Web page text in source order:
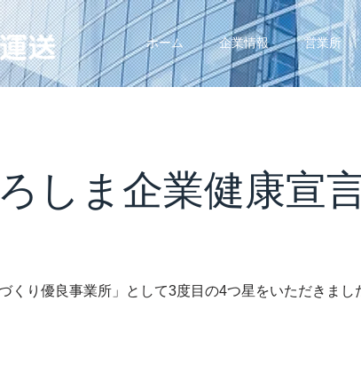
ホーム 企業情報 営業所
しま企業健康宣
づくり優良事業所」として3度目の4つ星をいただきま